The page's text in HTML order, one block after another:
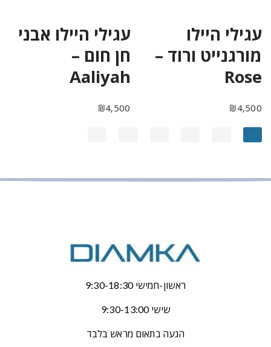
עגילי היילו
מורגנייט ורוד –
Rose
₪4,500
עגילי היילו אבני
חן חום –
Aaliyah
₪4,500
ראשון-חמישי 9:30-18:30
שישי 9:30-13:00
הגעה בתאום מראש בלבד